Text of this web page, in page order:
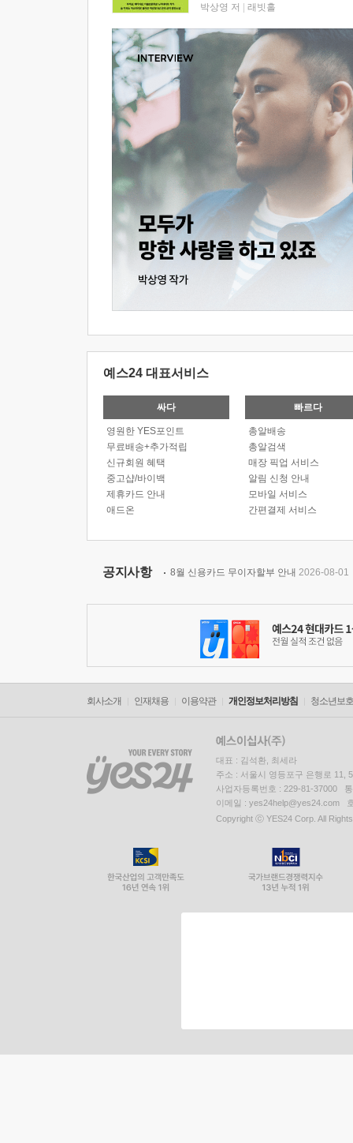
박상영 저 래빗홀
예스24 대표서비스
싸다
영원한 YES포인트
무료배송+추가적립
신규회원 혜택
중고샵/바이백
제휴카드 안내
애드온
빠르다
총알배송
총알검색
매장 픽업 서비스
알림 신청 안내
모바일 서비스
간편결제 서비스
공지사항 8월 신용카드 무이자할부 안내 2026-08-01
회사소개 인재채용 이용약관 개인정보처리방침 청소년보
대표 : 김석환, 최세라
주소 : 서울시 영등포구 은행로 11,
사업자등록번호 : 229-81-37000
이메일 : yes24help@yes24.com
Copyright ⓒ YES24 Corp. All